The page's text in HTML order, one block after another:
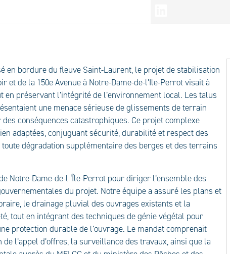
en bordure du fleuve Saint-Laurent, le projet de stabilisation
et de la 150e Avenue à Notre-Dame-de-l’Ile-Perrot visait à
préservant l’intégrité de l’environnement local. Les talus
une menace sérieuse de glissements de terrain
conséquences catastrophiques. Ce projet complexe
adaptées, conjuguant sécurité, durabilité et respect des
dégradation supplémentaire des berges et des terrains
Notre-Dame-de-l ’Île-Perrot pour diriger l’ensemble des
du projet. Notre équipe a assuré les plans et
le drainage pluvial des ouvrages existants et la
tout en intégrant des techniques de génie végétal pour
protection durable de l’ouvrage. Le mandat comprenait
l’appel d’offres, la surveillance des travaux, ainsi que la